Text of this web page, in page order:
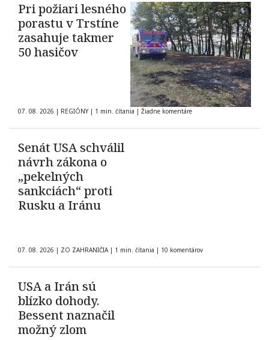
Pri požiari lesného
porastu v Trstíne
zasahuje takmer
50 hasičov
07. 08. 2026 | REGIÓNY | 1 min. čítania | Žiadne komentáre
Senát USA schválil
návrh zákona o
„pekelných
sankciách“ proti
Rusku a Iránu
07. 08. 2026 | ZO ZAHRANIČIA | 1 min. čítania | 10 komentárov
USA a Irán sú
blízko dohody.
Bessent naznačil
možný zlom